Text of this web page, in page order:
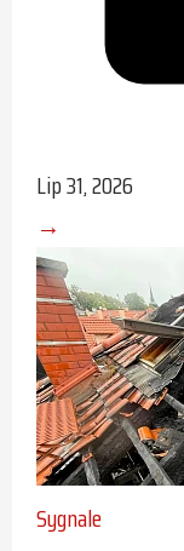
Lip 31, 2026
→
Sygnale